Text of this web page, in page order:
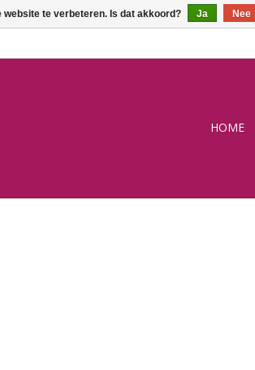
HOME
website te verbeteren. Is dat akkoord? Ja Nee